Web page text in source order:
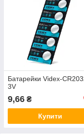
Батарейки Videx-
3V
9,66 ₴
Купити